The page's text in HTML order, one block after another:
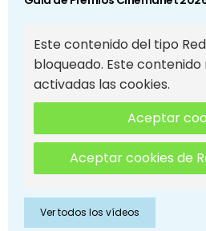
Este contenido del tipo
bloqueado. Este
activadas las cookies.
Aceptar
Aceptar cookies de
Ver todos los vídeos